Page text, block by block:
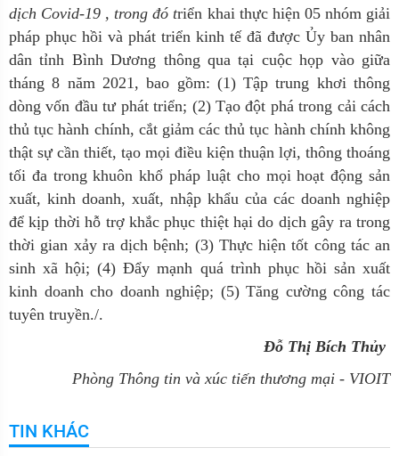
dịch Covid-19 , trong đó triển khai thực hiện 05 nhóm giải
pháp phục hồi và phát triển kinh tế đã được Ủy ban nhân
dân tỉnh Bình Dương thông qua tại cuộc họp vào giữa
tháng 8 năm 2021, bao gồm: (1) Tập trung khơi thông
dòng vốn đầu tư phát triển; (2) Tạo đột phá trong cải cách
thủ tục hành chính, cắt giảm các thủ tục hành chính không
thật sự cần thiết, tạo mọi điều kiện thuận lợi, thông thoáng
tối đa trong khuôn khổ pháp luật cho mọi hoạt động sản
xuất, kinh doanh, xuất, nhập khẩu của các doanh nghiệp
để kịp thời hỗ trợ khắc phục thiệt hại do dịch gây ra trong
thời gian xảy ra dịch bệnh; (3) Thực hiện tốt công tác an
sinh xã hội; (4) Đẩy mạnh quá trình phục hồi sản xuất
kinh doanh cho doanh nghiệp; (5) Tăng cường công tác
tuyên truyền./.
Đỗ Thị Bích Thủy
Phòng Thông tin và xúc tiến thương mại - VIOIT
TIN KHÁC